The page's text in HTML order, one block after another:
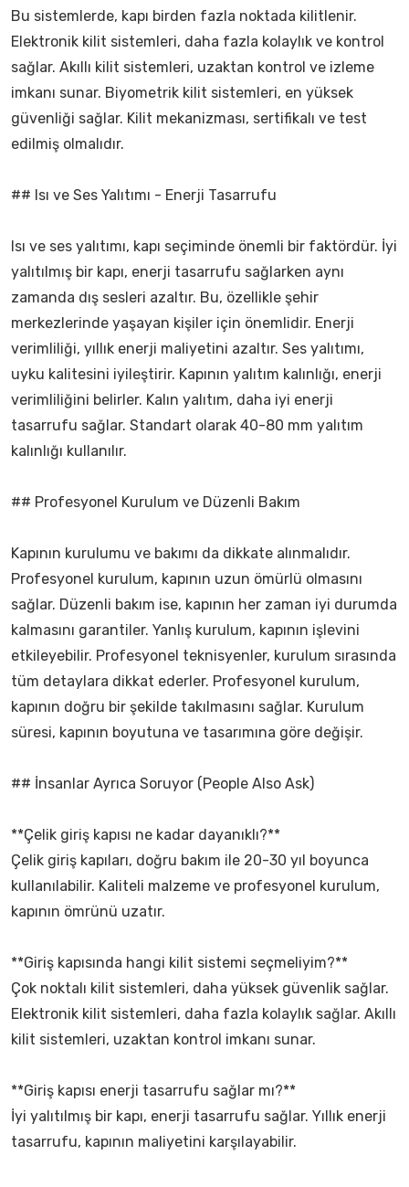
Bu sistemlerde, kapı birden fazla noktada kilitlenir.
Elektronik kilit sistemleri, daha fazla kolaylık ve kontrol
sağlar. Akıllı kilit sistemleri, uzaktan kontrol ve izleme
imkanı sunar. Biyometrik kilit sistemleri, en yüksek
güvenliği sağlar. Kilit mekanizması, sertifikalı ve test
edilmiş olmalıdır.
## Isı ve Ses Yalıtımı - Enerji Tasarrufu
Isı ve ses yalıtımı, kapı seçiminde önemli bir faktördür. İyi
yalıtılmış bir kapı, enerji tasarrufu sağlarken aynı
zamanda dış sesleri azaltır. Bu, özellikle şehir
merkezlerinde yaşayan kişiler için önemlidir. Enerji
verimliliği, yıllık enerji maliyetini azaltır. Ses yalıtımı,
uyku kalitesini iyileştirir. Kapının yalıtım kalınlığı, enerji
verimliliğini belirler. Kalın yalıtım, daha iyi enerji
tasarrufu sağlar. Standart olarak 40-80 mm yalıtım
kalınlığı kullanılır.
## Profesyonel Kurulum ve Düzenli Bakım
Kapının kurulumu ve bakımı da dikkate alınmalıdır.
Profesyonel kurulum, kapının uzun ömürlü olmasını
sağlar. Düzenli bakım ise, kapının her zaman iyi durumda
kalmasını garantiler. Yanlış kurulum, kapının işlevini
etkileyebilir. Profesyonel teknisyenler, kurulum sırasında
tüm detaylara dikkat ederler. Profesyonel kurulum,
kapının doğru bir şekilde takılmasını sağlar. Kurulum
süresi, kapının boyutuna ve tasarımına göre değişir.
## İnsanlar Ayrıca Soruyor (People Also Ask)
**Çelik giriş kapısı ne kadar dayanıklı?**
Çelik giriş kapıları, doğru bakım ile 20-30 yıl boyunca
kullanılabilir. Kaliteli malzeme ve profesyonel kurulum,
kapının ömrünü uzatır.
**Giriş kapısında hangi kilit sistemi seçmeliyim?**
Çok noktalı kilit sistemleri, daha yüksek güvenlik sağlar.
Elektronik kilit sistemleri, daha fazla kolaylık sağlar. Akıllı
kilit sistemleri, uzaktan kontrol imkanı sunar.
**Giriş kapısı enerji tasarrufu sağlar mı?**
İyi yalıtılmış bir kapı, enerji tasarrufu sağlar. Yıllık enerji
tasarrufu, kapının maliyetini karşılayabilir.